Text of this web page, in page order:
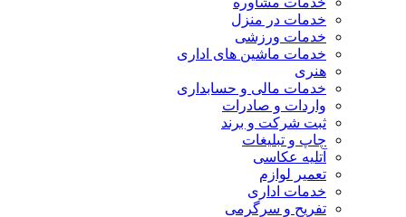
خدمات در منزل
خدمات ورزشی
خدمات ماشین های اداری
هنری
خدمات مالی و حسابداری
واردات و صادرات
ثبت شرکت و برند
چاپ و تبلیغات
آتلیه عکاسی
تعمیر لوازم
خدمات اداری
تفریح و سرگرمی